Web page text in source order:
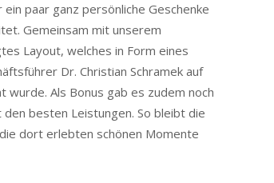
paar ganz persönliche Geschenke
Gemeinsam mit unserem
Layout, welches in Form eines
Dr. Christian Schramek auf
wurde. Als Bonus gab es zudem noch
besten Leistungen. So bleibt die
dort erlebten schönen Momente